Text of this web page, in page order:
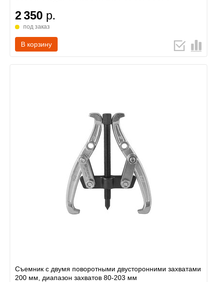
2 350 р.
под заказ
В корзину
Съемник с двумя поворотными двусторонними захватами
200 мм, диапазон захватов 80-203 мм